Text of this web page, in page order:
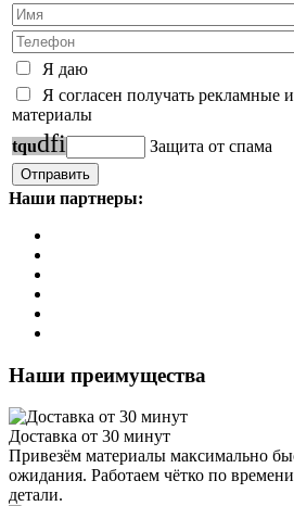
Я даю
Я согласен получать
материалы
tqudfi Защита от спама
Наши партнеры:
Наши преимущества
Доставка от 30 минут
Привезём материалы максимально
ожидания. Работаем чётко по времени
детали.